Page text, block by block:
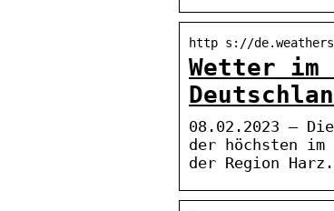
http s://
Wetter im
08.02.2023 —
der höchsten im
der Region Harz.